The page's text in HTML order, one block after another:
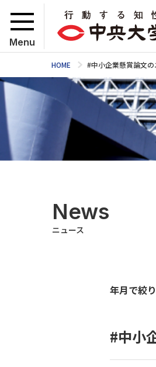
Menu
HOME #中小企業懸賞論文
News
ニュース
年月で絞
#中小